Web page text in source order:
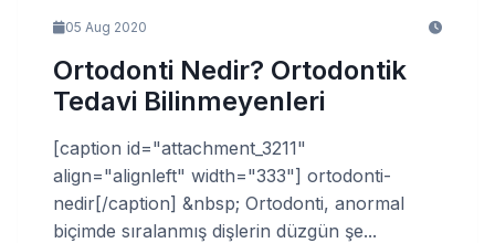
05 Aug 2020
Ortodonti Nedir? Ortodontik
Tedavi Bilinmeyenleri
[caption id="attachment_3211"
align="alignleft" width="333"] ortodonti-
nedir[/caption] &nbsp; Ortodonti, anormal
biçimde sıralanmış dişlerin düzgün şe...